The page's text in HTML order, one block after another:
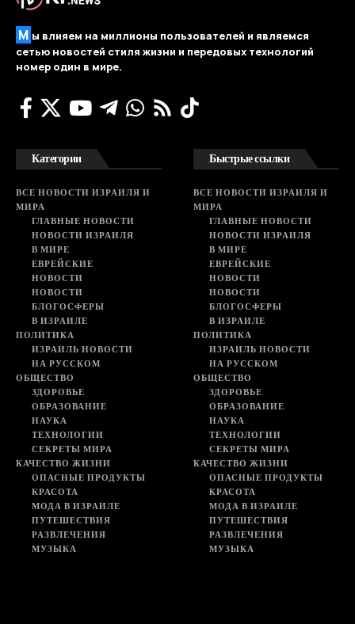
М ы влияем на миллионы пользователей и являемся
сетью новостей стиля жизни и передовых технологий
номер один в мире.
Категории
ВСЕ НОВОСТИ ИЗРАИЛЯ И
МИРА
ГЛАВНЫЕ НОВОСТИ
НОВОСТИ ИЗРАИЛЯ
В МИРЕ
ЕВРЕЙСКИЕ
НОВОСТИ
НОВОСТИ
БЛОГОСФЕРЫ
В ИЗРАИЛЕ
ПОЛИТИКА
ИЗРАИЛЬ НОВОСТИ
НА РУССКОМ
ОБЩЕСТВО
ЗДОРОВЬЕ
ОБРАЗОВАНИЕ
НАУКА
ТЕХНОЛОГИИ
СЕКРЕТЫ МИРА
КАЧЕСТВО ЖИЗНИ
ОПАСНЫЕ ПРОДУКТЫ
КРАСОТА
МОДА В ИЗРАИЛЕ
ПУТЕШЕСТВИЯ
РАЗВЛЕЧЕНИЯ
МУЗЫКА
Быстрые ссылки
ВСЕ НОВОСТИ ИЗРАИЛЯ И
МИРА
ГЛАВНЫЕ НОВОСТИ
НОВОСТИ ИЗРАИЛЯ
В МИРЕ
ЕВРЕЙСКИЕ
НОВОСТИ
НОВОСТИ
БЛОГОСФЕРЫ
В ИЗРАИЛЕ
ПОЛИТИКА
ИЗРАИЛЬ НОВОСТИ
НА РУССКОМ
ОБЩЕСТВО
ЗДОРОВЬЕ
ОБРАЗОВАНИЕ
НАУКА
ТЕХНОЛОГИИ
СЕКРЕТЫ МИРА
КАЧЕСТВО ЖИЗНИ
ОПАСНЫЕ ПРОДУКТЫ
КРАСОТА
МОДА В ИЗРАИЛЕ
ПУТЕШЕСТВИЯ
РАЗВЛЕЧЕНИЯ
МУЗЫКА